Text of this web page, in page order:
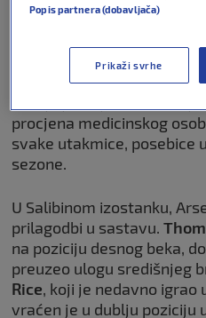
Trener Arsenala izjavio je
njegovim riječima, Saliba
spremnim za utakmicu i
procjena medicinskog
svake utakmice, posebice
sezone.
U Salibinom izostanku,
prilagodbi u sastavu.
na poziciju desnog beka,
preuzeo ulogu središnjeg
Rice, koji je nedavno igrao
vraćen je u dublju poziciju
Popis partnera (dobavljača)
Prikaži svrhe